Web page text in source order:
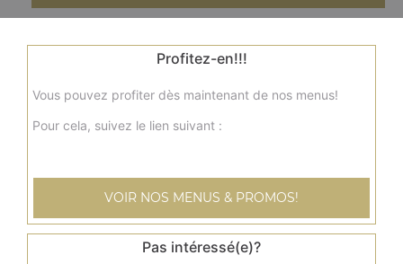
Assiette brochette de poulet
Salade, tomates, oignons, frites, sauce au choix
11.50€
Salade, tomates, oignons, frites, sauce au choix
Profitez-en!!!
Vous pouvez profiter dès maintenant de nos menus!
Pour cela, suivez le lien suivant :
VOIR NOS MENUS & PROMOS!
Pas intéressé(e)?